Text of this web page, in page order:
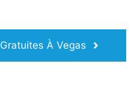
À Vegas